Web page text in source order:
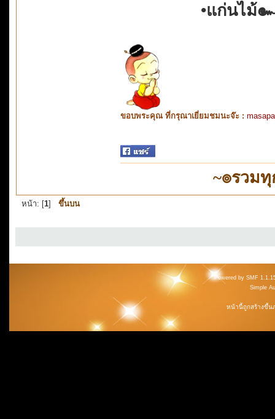
•แก่นไม้๛
ขอบพระคุณ ที่กรุณาเยี่ยมชมนะจ๊ะ :
~๏รวม
หน้า: [1] ขึ้นบน
Powered by SMF
Simple
หน้านี้ถูกสร้างขึ้น